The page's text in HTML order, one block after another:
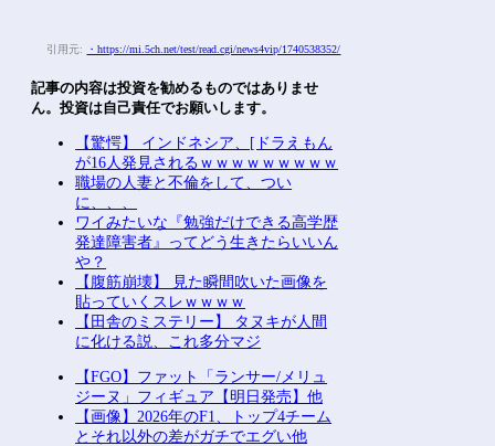
引用元: ・https://mi.5ch.net/test/read.cgi/news4vip/1740538352/
記事の内容は投資を勧めるものではありませ
ん。投資は自己責任でお願いします。
【驚愕】 インドネシア、[ドラえもん
が16人発見されるｗｗｗｗｗｗｗｗｗ
職場の人妻と不倫をして、つい
に、、、
ワイみたいな『勉強だけできる高学歴
発達障害者』ってどう生きたらいいん
や？
【腹筋崩壊】 見た瞬間吹いた画像を
貼っていくスレｗｗｗｗ
【田舎のミステリー】 タヌキが人間
に化ける説、これ多分マジ
【FGO】ファット「ランサー/メリュ
ジーヌ」フィギュア【明日発売】他
【画像】2026年のF1、トップ4チーム
とそれ以外の差がガチでエグい他